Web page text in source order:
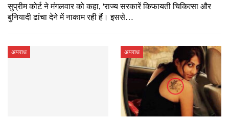
सुप्रीम कोर्ट ने मंगलवार को कहा, 'राज्य सरकारें किफायती चिकित्सा और
बुनियादी ढांचा देने में नाकाम रही हैं। इससे…
अपराध अपराध